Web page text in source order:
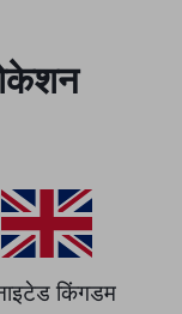
किंगडम